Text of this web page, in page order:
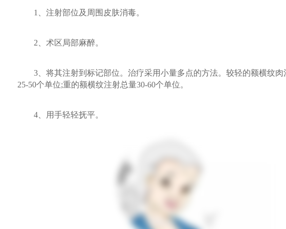
1、注射部位及周围皮肤消毒。
2、术区局部麻醉。
3、将其注射到标记部位。治疗采用小量多点的方法。较轻的额横纹肉
25-50个单位;重的额横纹注射总量30-60个单位。
4、用手轻轻抚平。